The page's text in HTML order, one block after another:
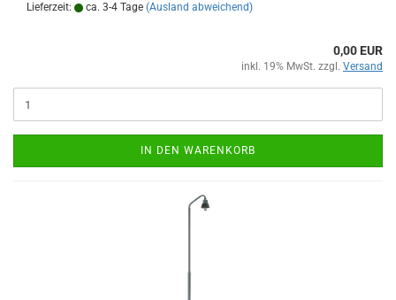
Lieferzeit: ca. 3-4 Tage (Ausland abweichend)
0,00 EUR
inkl. 19% MwSt. zzgl. Versand
IN DEN WARENKORB